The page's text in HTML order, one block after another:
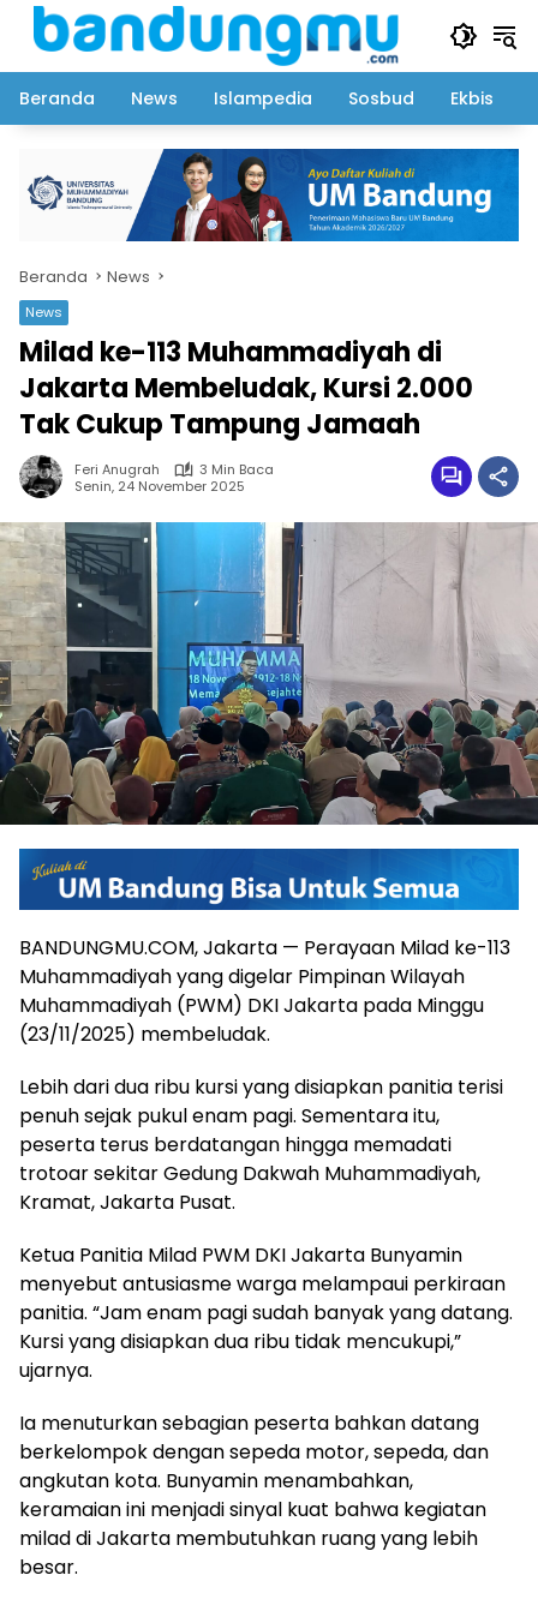
Langsung
Beranda
News Islampedia Sosbud Ekbis
Beranda News
News
Milad ke-113 Muhammadiyah di
Jakarta Membeludak, Kursi 2.000
Tak Cukup Tampung Jamaah
Feri Anugrah
3 Min Baca
Senin, 24 November 2025
BANDUNGMU.COM, Jakarta — Perayaan Milad ke-113
Muhammadiyah yang digelar Pimpinan Wilayah
Muhammadiyah (PWM) DKI Jakarta pada Minggu
(23/11/2025) membeludak.
Lebih dari dua ribu kursi yang disiapkan panitia terisi
penuh sejak pukul enam pagi. Sementara itu,
peserta terus berdatangan hingga memadati
trotoar sekitar Gedung Dakwah Muhammadiyah,
Kramat, Jakarta Pusat.
Ketua Panitia Milad PWM DKI Jakarta Bunyamin
menyebut antusiasme warga melampaui perkiraan
panitia. “Jam enam pagi sudah banyak yang datang.
Kursi yang disiapkan dua ribu tidak mencukupi,”
ujarnya.
Ia menuturkan sebagian peserta bahkan datang
berkelompok dengan sepeda motor, sepeda, dan
angkutan kota. Bunyamin menambahkan,
keramaian ini menjadi sinyal kuat bahwa kegiatan
milad di Jakarta membutuhkan ruang yang lebih
besar.